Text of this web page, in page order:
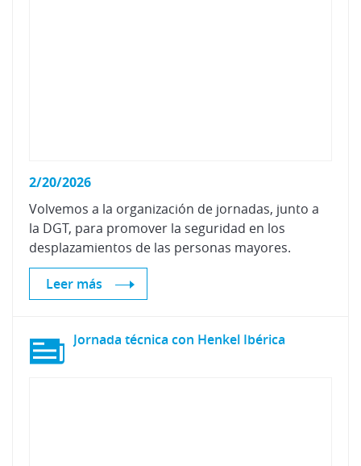
2/20/2026
Volvemos a la organización de jornadas, junto a
la DGT, para promover la seguridad en los
desplazamientos de las personas mayores.
Leer más
Jornada técnica con Henkel Ibérica